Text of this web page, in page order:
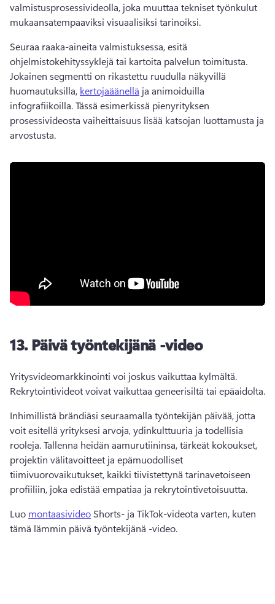
valmistusprosessivideolla, joka muuttaa tekniset työnkulut
mukaansatempaaviksi visuaalisiksi tarinoiksi.
Seuraa raaka-aineita valmistuksessa, esitä
Jokainen segmentti on rikastettu ruudulla näkyvillä
huomautuksilla, kertojaäänellä ja animoiduilla
infografiikoilla. Tässä esimerkissä pienyrityksen
prosessivideosta vaiheittaisuus lisää katsojan luottamusta ja
arvostusta.
13.Päivä työntekijänä -video
Rekrytointivideot voivat vaikuttaa geneerisiltä tai epäaidolta.
Inhimillistä brändiäsi seuraamalla työntekijän päivää, jotta
voit esitellä yrityksesi arvoja, ydinkulttuuria ja todellisia
rooleja. Tallenna heidän aamurutiininsa, tärkeät kokoukset,
projektin välitavoitteet ja epämuodolliset
tiimivuorovaikutukset, kaikki tiivistettynä tarinavetoiseen
profiiliin, joka edistää empatiaa ja rekrytointivetoisuutta.
Luo montaasivideo Shorts- ja TikTok-videota varten, kuten
tämä lämmin päivä työntekijänä -video.